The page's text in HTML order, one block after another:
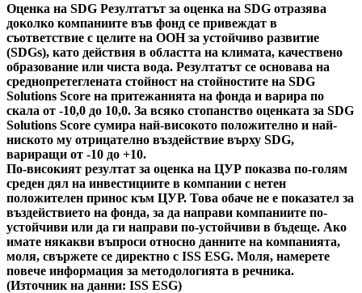
Оценка на SDG Резултатът за оценка на SDG отразява
доколко компаниите във фонд се привеждат в
съответствие с целите на ООН за устойчиво развитие
(SDGs), като действия в областта на климата, качествено
образование или чиста вода. Резултатът се основава на
среднопретеглената стойност на стойностите на SDG
Solutions Score на притежанията на фонда и варира по
скала от -10,0 до 10,0. За всяко стопанство оценката за SDG
Solutions Score сумира най-високото положително и най-
ниското му отрицателно въздействие върху SDG,
вариращи от -10 до +10.
По-високият резултат за оценка на ЦУР показва по-голям
среден дял на инвестициите в компании с нетен
положителен принос към ЦУР. Това обаче не е показател за
въздействието на фонда, за да направи компаниите по-
устойчиви или да ги направи по-устойчиви в бъдеще. Ако
имате някакви въпроси относно данните на компанията,
моля, свържете се директно с ISS ESG. Моля, намерете
повече информация за методологията в речника.
(Източник на данни: ISS ESG)